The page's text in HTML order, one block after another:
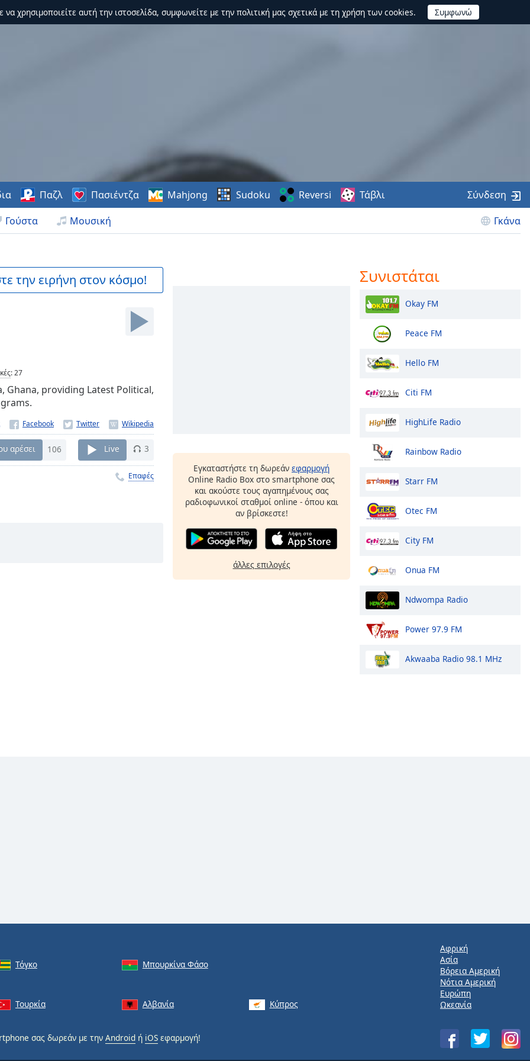
να χρησιμοποιείτε αυτή την ιστοσελίδα, συμφωνείτε με την πολιτική μας σχετικά με τη χρήση των cookies.
Γούστα Μουσική Γκάνα
Παζλ Πασιέντζα Mahjong Sudoku Reversi Τάβλι Σύνδεση
την ειρήνη στον κόσμο!
:27
Ghana, providing Latest Political,
αρέσει 106 Live 3
Επαφές
Εγκαταστήστε τη δωρεάν εφαρμογή
Online Radio Box στο smartphone σας
και ακούστε τους αγαπημένους σας
ραδιοφωνικοί σταθμοί online - όπου και
αν βρίσκεστε!
άλλες επιλογές
Συνιστάται
Okay FM
Peace FM
Hello FM
Citi FM
HighLife Radio
Rainbow Radio
Starr FM
Otec FM
City FM
Onua FM
Ndwompa Radio
Power 97.9 FM
Akwaaba Radio 98.1 MHz
Τόγκο Μπουρκίνα Φάσο
Τουρκία Αλβανία Κύπρος
σας δωρεάν με την Android ή iOS εφαρμογή!
Αφρική
Ασία
Βόρεια Αμερική
Νότια Αμερική
Ευρώπη
Ωκεανία